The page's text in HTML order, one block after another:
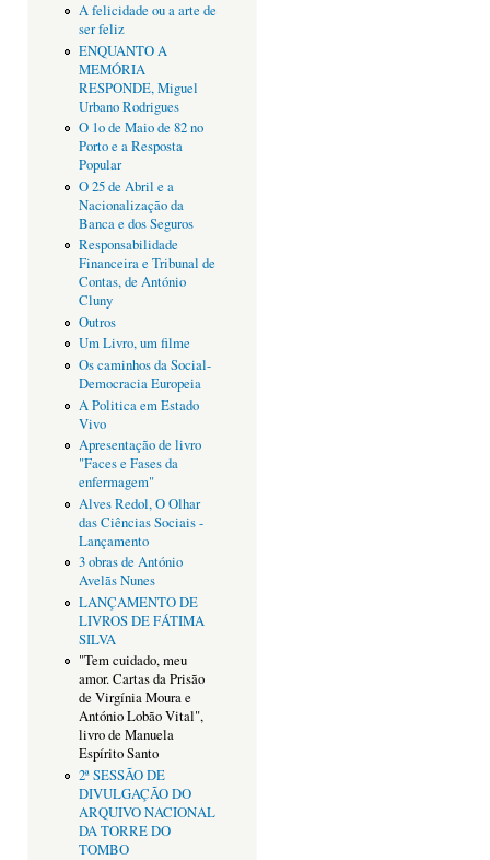
A felicidade ou a arte de
ser feliz
ENQUANTO A
MEMÓRIA
RESPONDE, Miguel
Urbano Rodrigues
O 1o de Maio de 82 no
Porto e a Resposta
Popular
O 25 de Abril e a
Nacionalização da
Banca e dos Seguros
Responsabilidade
Financeira e Tribunal de
Contas, de António
Cluny
Outros
Um Livro, um filme
Os caminhos da Social-
Democracia Europeia
A Politica em Estado
Vivo
Apresentação de livro
"Faces e Fases da
enfermagem"
Alves Redol, O Olhar
das Ciências Sociais -
Lançamento
3 obras de António
Avelãs Nunes
LANÇAMENTO DE
LIVROS DE FÁTIMA
SILVA
"Tem cuidado, meu
amor. Cartas da Prisão
de Virgínia Moura e
António Lobão Vital",
livro de Manuela
Espírito Santo
2ª SESSÃO DE
DIVULGAÇÃO DO
ARQUIVO NACIONAL
DA TORRE DO
TOMBO